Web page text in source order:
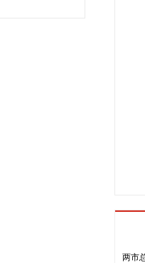
做
情
灾
全
两市